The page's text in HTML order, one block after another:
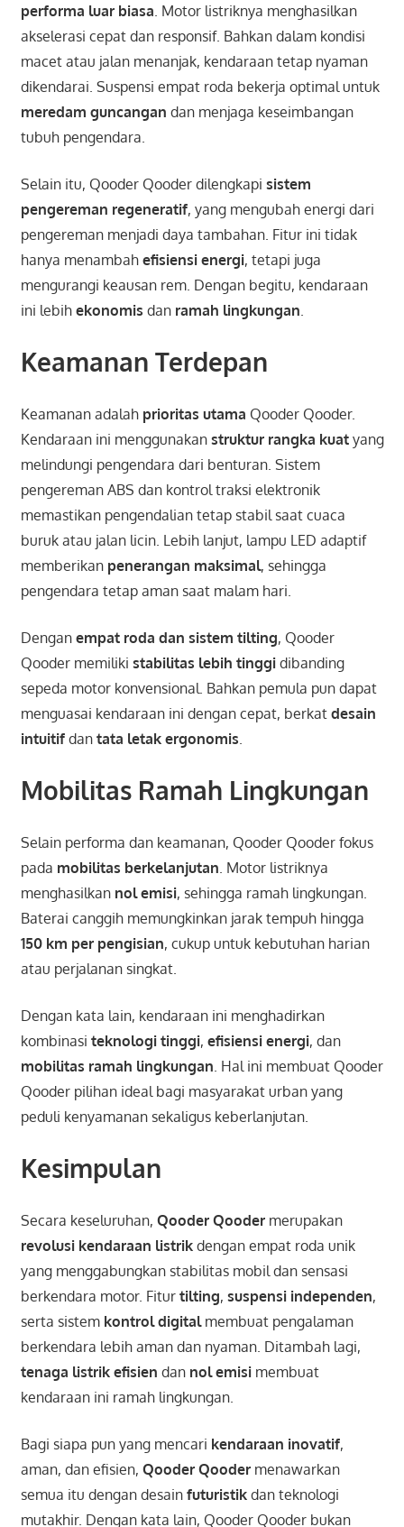
performa luar biasa . Motor listriknya menghasilkan
akselerasi cepat dan responsif. Bahkan dalam kondisi
macet atau jalan menanjak, kendaraan tetap nyaman
dikendarai. Suspensi empat roda bekerja optimal untuk
meredam guncangan dan menjaga keseimbangan
tubuh pengendara.
Selain itu, Qooder Qooder dilengkapi sistem
pengereman regeneratif, yang mengubah energi dari
pengereman menjadi daya tambahan. Fitur ini tidak
hanya menambah efisiensi energi, tetapi juga
mengurangi keausan rem. Dengan begitu, kendaraan
ini lebih ekonomis dan ramah lingkungan
Keamanan Terdepan
Keamanan adalah prioritas utama Qooder Qooder.
Kendaraan ini menggunakan struktur rangka kuatyang
melindungi pengendara dari benturan. Sistem
pengereman ABS dan kontrol traksi elektronik
memastikan pengendalian tetap stabil saat cuaca
buruk atau jalan licin. Lebih lanjut, lampu LED adaptif
memberikan penerangan maksimal, sehingga
pengendara tetap aman saat malam hari.
Dengan empat roda dan sistem tilting, Qooder
Qooder memiliki stabilitas lebih tinggidibanding
sepeda motor konvensional. Bahkan pemula pun dapat
menguasai kendaraan ini dengan cepat, berkat desain
intuitifdan tata letak ergonomis
Mobilitas Ramah Lingkungan
Selain performa dan keamanan, Qooder Qooder fokus
pada mobilitas berkelanjutan . Motor listriknya
menghasilkan nol emisi, sehingga ramah lingkungan.
Baterai canggih memungkinkan jarak tempuh hingga
150 km per pengisian, cukup untuk kebutuhan harian
atau perjalanan singkat.
Dengan kata lain, kendaraan ini menghadirkan
kombinasi teknologi tinggi, efisiensi energi, dan
mobilitas ramah lingkungan . Hal ini membuat Qooder
Qooder pilihan ideal bagi masyarakat urban yang
peduli kenyamanan sekaligus keberlanjutan.
Kesimpulan
Secara keseluruhan, Qooder Qoodermerupakan
revolusi kendaraan listrikdengan empat roda unik
yang menggabungkan stabilitas mobil dan sensasi
berkendara motor. Fitur tilting, suspensi independen,
serta sistem kontrol digitalmembuat pengalaman
berkendara lebih aman dan nyaman. Ditambah lagi,
tenaga listrik efisien dan nol emisimembuat
kendaraan ini ramah lingkungan.
Bagi siapa pun yang mencari kendaraan inovatif,
aman, dan efisien, Qooder Qoodermenawarkan
semua itu dengan desain futuristikdan teknologi
mutakhir. Dengan kata lain, Qooder Qooder bukan